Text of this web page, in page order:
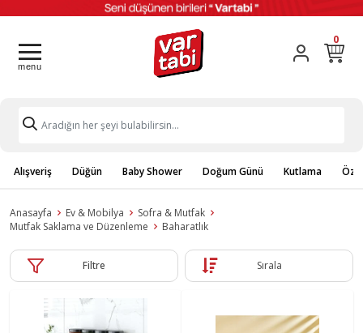
0
Alışveriş Düğün Baby Shower Doğum Günü Kutlama
Anasayfa Ev & Mobilya
Sofra & Mutfak
Mutfak Saklama ve Düzenleme
Baharatlık
Filtre Sırala